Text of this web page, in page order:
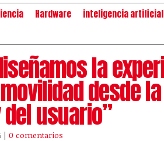
Hardware inteligencia artificial
la
desde
usuario”
| 0 comentarios